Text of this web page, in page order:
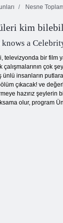
Nesne
kim
knows a
televizyonda bir film
çalışmalarının çok
ünlü insanların
çıkacak! ve
hazırız şeylerin
olur, program